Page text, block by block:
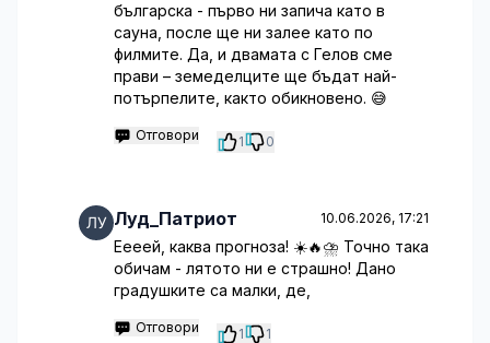
българска - първо ни запича като в
сауна, после ще ни залее като по
филмите. Да, и двамата с Гелов сме
прави – земеделците ще бъдат най-
потърпелите, както обикновено. 😅
Отговори 1 0
Луд_Патриот 10.06.2026, 17:21
Еееей, каква прогноза! ☀️🔥⛈️ Точно така
обичам - лятото ни е страшно! Дано
градушките са малки, де,
Отговори 1 1